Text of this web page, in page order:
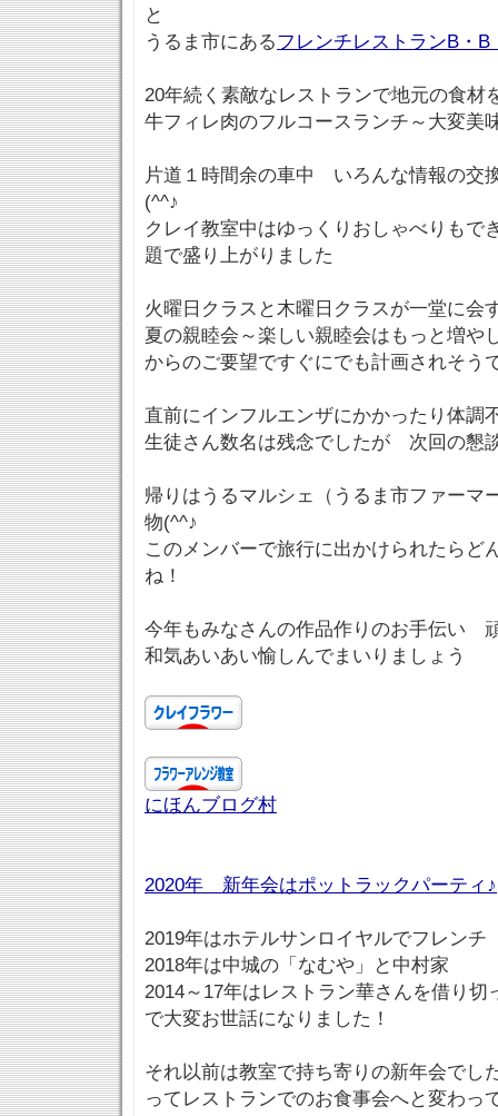
と
うるま市にあるフレンチレストランB・B
20年続く素敵なレストランで地元の食材
牛フィレ肉のフルコースランチ～大変美
片道１時間余の車中 いろんな情報の交
(^^♪
クレイ教室中はゆっくりおしゃべりも
題で盛り上がりました
火曜日クラスと木曜日クラスが一堂に会
夏の親睦会～楽しい親睦会はもっと増や
からのご要望ですぐにでも計画されそう
直前にインフルエンザにかかったり体調
生徒さん数名は残念でしたが 次回の懇
帰りはうるマルシェ（うるま市ファーマ
物(^^♪
このメンバーで旅行に出かけられたらど
ね！
今年もみなさんの作品作りのお手伝い
和気あいあい愉しんでまいりましょう
にほんブログ村
2020年 新年会はポットラックパーティ♪
2019年はホテルサンロイヤルでフレンチ
2018年は中城の「なむや」と中村家
2014～17年はレストラン華さんを借り切
で大変お世話になりました！
それ以前は教室で持ち寄りの新年会でし
ってレストランでのお食事会へと変わっ